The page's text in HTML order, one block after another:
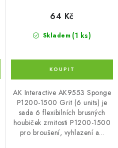
Skladem (1 ks)
64 Kč
AK Interactive AK9553 Sponge
P1200-1500 Grit (6 units) je
sada 6 flexibilních brusných
houbiček zrnitosti P1200-1500
pro broušení, vyhlazení a...